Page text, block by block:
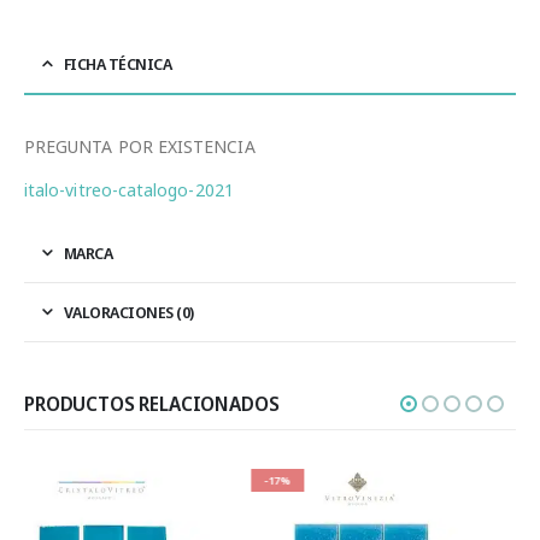
FICHA TÉCNICA
PREGUNTA POR EXISTENCIA
italo-vitreo-catalogo-2021
MARCA
VALORACIONES (0)
PRODUCTOS RELACIONADOS
-17%